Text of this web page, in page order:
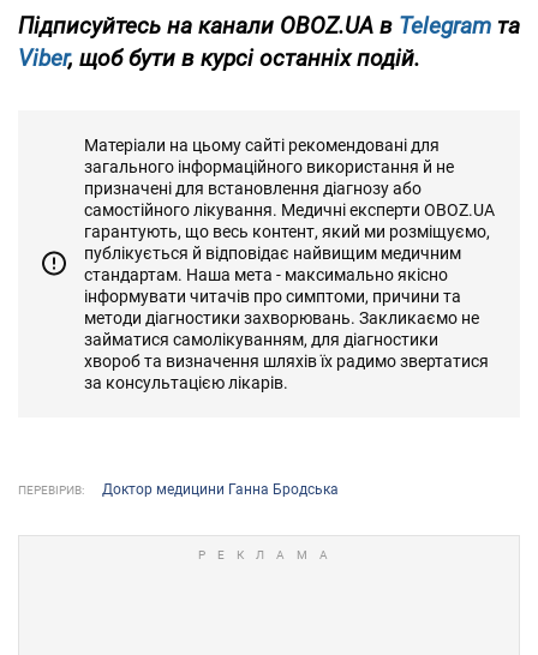
Підписуйтесь на канали OBOZ.UA в Telegram та
Viber, щоб бути в курсі останніх подій.
Матеріали на цьому сайті рекомендовані для
загального інформаційного використання й не
призначені для встановлення діагнозу або
самостійного лікування. Медичні експерти OBOZ.UA
гарантують, що весь контент, який ми розміщуємо,
публікується й відповідає найвищим медичним
стандартам. Наша мета - максимально якісно
інформувати читачів про симптоми, причини та
методи діагностики захворювань. Закликаємо не
займатися самолікуванням, для діагностики
хвороб та визначення шляхів їх радимо звертатися
за консультацією лікарів.
ПЕРЕВІРИВ: Доктор медицини Ганна Бродська